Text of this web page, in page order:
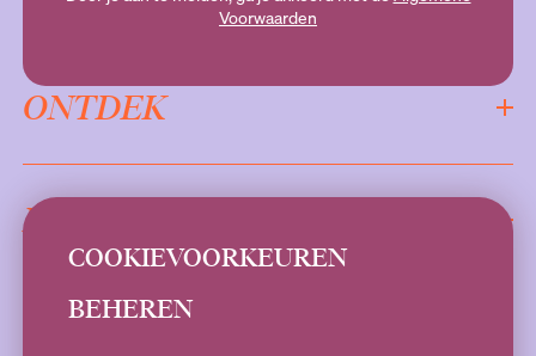
Voorwaarden
ONTDEK
INFORMATIE
COOKIEVOORKEUREN
BEHEREN